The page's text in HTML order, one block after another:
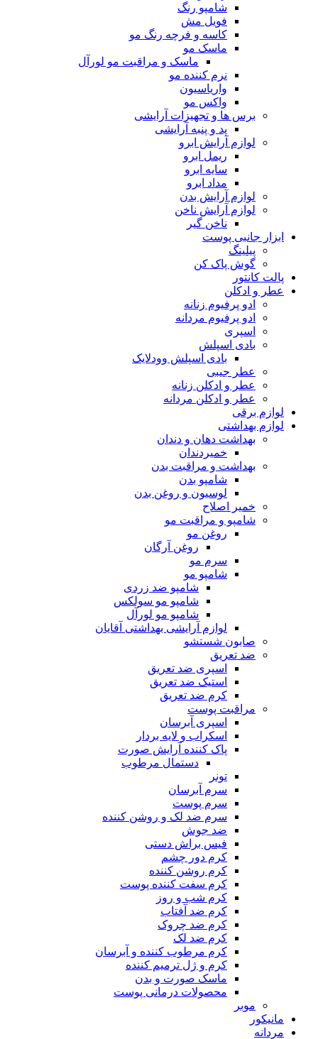
شامپو رنگ
فویل مش
کاسه و فرچه رنگ مو
ماسک مو
ماسک و مراقبت مو لورآل
نرم کننده مو
واریاسیون
واکس مو
برس ها و تجهیزات آرایشی
پد و پنبه آرایشی
لوازم آرایش ابرو
ریمل ابرو
سایه ابرو
مداد ابرو
لوازم آرایش بدن
لوازم آرایش ناخن
ناخن گیر
ابزار جانبی پوست
پیلینگ
گوش پاک کن
پالت کانتور
عطر و ادکلن
ادو پرفیوم زنانه
ادو پرفیوم مردانه
اسپری
بادی اسپلش
بادی اسپلش وودلایک
عطر جیبی
عطر و ادکلن زنانه
عطر و ادکلن مردانه
لوازم برقی
لوازم بهداشتی
بهداشت دهان و دندان
خمیردندان
بهداشت و مراقبت بدن
شامپو بدن
لوسیون و روغن بدن
خمیر اصلاح
شامپو و مراقبت مو
روغن مو
روغن آرگان
سرم مو
شامپو مو
شامپو ضد زردی
شامپو مو سولکس
شامپو مو لورآل
لوازم آرایشی بهداشتی آقایان
صابون شستشو
ضد تعریق
اسپری ضد تعریق
استیک ضد تعریق
کرم ضد تعریق
مراقبت پوست
اسپری آبرسان
اسکراب و لایه بردار
پاک کننده آرایش صورت
دستمال مرطوب
تونر
سرم آبرسان
سرم پوست
سرم ضد لک و روشن کننده
ضد جوش
فیس براش دستی
کرم دور چشم
کرم روشن کننده
کرم سفت کننده پوست
کرم شب و روز
کرم ضد آفتاب
کرم ضد چروک
کرم ضد لک
کرم مرطوب کننده و آبرسان
کرم و ژل ترمیم کننده
ماسک صورت و بدن
محصولات درمانی پوست
موبر
مانیکور
مردانه